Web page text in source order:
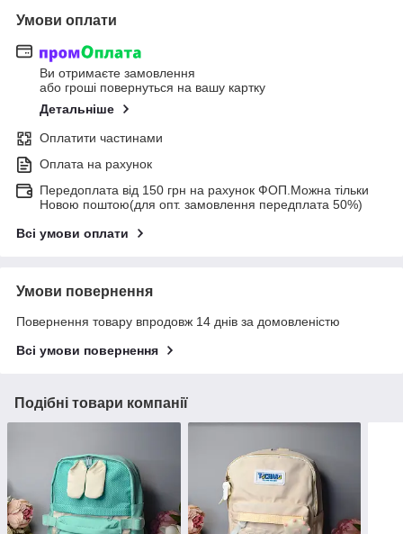
Умови оплати
Ви отримаєте замовлення
або гроші повернуться на вашу картку
Детальніше
Оплатити частинами
Оплата на рахунок
Передоплата від 150 грн на рахунок ФОП.Можна тільки
Новою поштою(для опт. замовлення передплата 50%)
Всі умови оплати
Умови повернення
Повернення товару впродовж 14 днів за домовленістю
Всі умови повернення
Подібні товари компанії